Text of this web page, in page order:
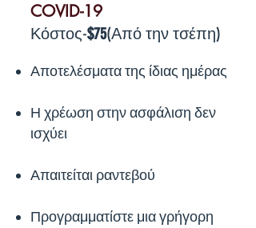
COVID-19
Κόστος-$75(Από την τσέπη)
Αποτελέσματα της ίδιας ημέρας
Η χρέωση στην ασφάλιση δεν
ισχύει
Απαιτείται ραντεβού
Προγραμματίστε μια γρήγορη